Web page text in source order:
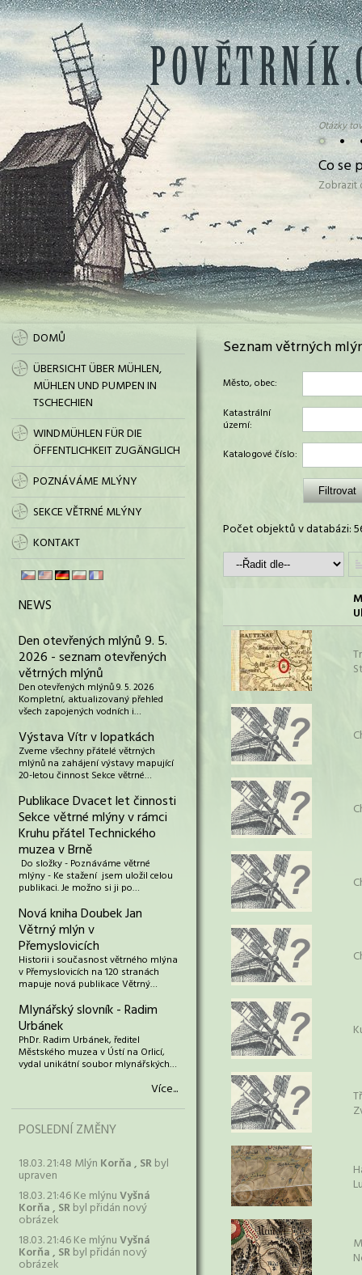
• •
Otázky
Co se
DOMŮ
ÜBERSICHT ÜBER MÜHLEN,
MÜHLEN UND PUMPEN IN
TSCHECHIEN
WINDMÜHLEN FÜR DIE
ÖFFENTLICHKEIT ZUGÄNGLICH
POZNÁVÁME MLÝNY
SEKCE VĚTRNÉ MLÝNY
KONTAKT
NEWS
Den otevřených mlýnů 9. 5.
2026 - seznam otevřených
větrných mlýnů
Den otevřených mlýnů 9. 5. 2026
Kompletní, aktualizovaný přehled
všech zapojených vodních i…
Výstava Vítr v lopatkách
Zveme všechny přátelé větrných
mlýnů na zahájení výstavy mapující
20-letou činnost Sekce větrné…
Publikace Dvacet let činnosti
Sekce větrné mlýny v rámci
Kruhu přátel Technického
muzea v Brně
Do složky - Poznáváme větrné
mlýny - Ke stažení jsem uložil celou
publikaci. Je možno si ji po…
Nová kniha Doubek Jan
Větrný mlýn v
Přemyslovicích
Historii i současnost větrného mlýna
v Přemyslovicích na 120 stranách
mapuje nová publikace Větrný…
Mlynářský slovník - Radim
Urbánek
PhDr. Radim Urbánek, ředitel
Městského muzea v Ústí na Orlicí,
vydal unikátní soubor mlynářských…
Více...
POSLEDNÍ ZMĚNY
18.03. 21:48 Mlýn Korňa , SRbyl
upraven
18.03. 21:46 Ke mlýnuVyšná
Korňa , SRbyl přidán nový
obrázek
18.03. 21:46 Ke mlýnuVyšná
Korňa , SRbyl přidán nový
obrázek
Seznam větrných
Město, obec:
Katastrální
území:
Katalogové číslo:
Počet objektů v databázi: